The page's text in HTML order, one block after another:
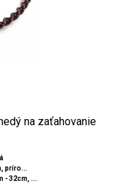
na zaťahovanie
príro...
- 32cm, ...